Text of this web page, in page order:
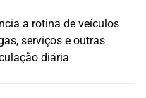
a rotina de veículos
serviços e outras
diária